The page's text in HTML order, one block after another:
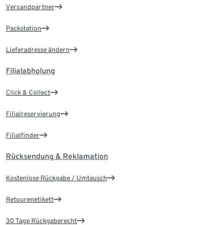
Versandpartner
Packstation
Lieferadresse ändern
Filialabholung
Click & Collect
Filialreservierung
Filialfinder
Rücksendung & Reklamation
Kostenlose Rückgabe / Umtausch
Retourenetikett
30 Tage Rückgaberecht